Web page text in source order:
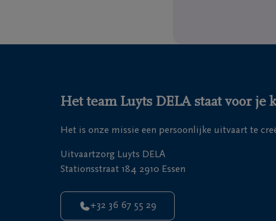
Het team Luyts DELA staat voor je
Het is onze missie een persoonlijke uitvaart te
Uitvaartzorg Luyts DELA
Stationsstraat 184 2910 Essen
+32 36 67 55 29